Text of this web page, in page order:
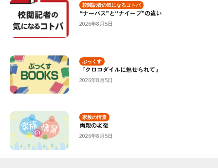
校閲記者の気になるコトバ
“ナーバス”と“ナイーブ”の違い
2026年8月5日
ぶっくす
『クロコダイルに魅せられて』
2026年8月5日
家族の情景
両親の老後
2026年8月5日